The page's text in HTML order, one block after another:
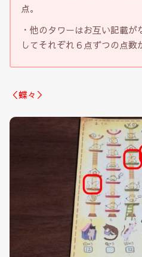
点。
・他のタワーはお互い記載
してそれぞれ６点ずつの点数
＜蝶々＞